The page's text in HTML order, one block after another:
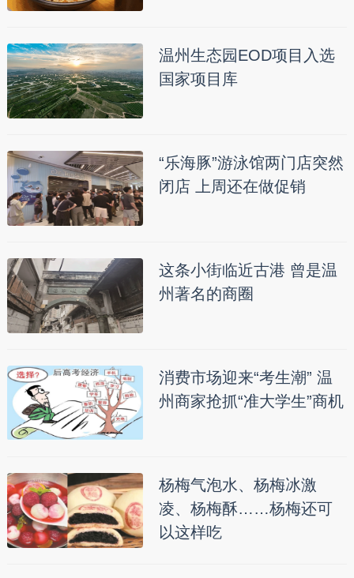
温州生态园EOD项目入选
国家项目库
“乐海豚”游泳馆两门店突然
闭店 上周还在做促销
这条小街临近古港 曾是温
州著名的商圈
消费市场迎来“考生潮” 温
州商家抢抓“准大学生”商机
杨梅气泡水、杨梅冰激
凌、杨梅酥……杨梅还可
以这样吃